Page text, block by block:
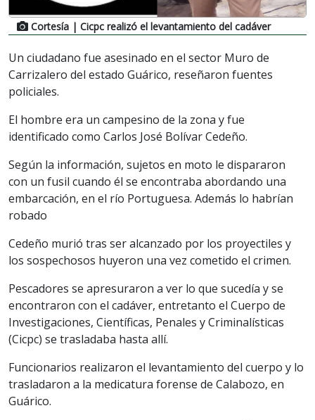
Cortesía | Cicpc realizó el levantamiento del cadáver
Un ciudadano fue asesinado en el sector Muro de
Carrizalero del estado Guárico, reseñaron fuentes
policiales.
El hombre era un campesino de la zona y fue
identificado como Carlos José Bolívar Cedeño.
Según la información, sujetos en moto le dispararon
con un fusil cuando él se encontraba abordando una
embarcación, en el río Portuguesa. Además lo habrían
robado
Cedeño murió tras ser alcanzado por los proyectiles y
los sospechosos huyeron una vez cometido el crimen.
Pescadores se apresuraron a ver lo que sucedía y se
encontraron con el cadáver, entretanto el Cuerpo de
Investigaciones, Científicas, Penales y Criminalísticas
(Cicpc) se trasladaba hasta allí.
Funcionarios realizaron el levantamiento del cuerpo y lo
trasladaron a la medicatura forense de Calabozo, en
Guárico.